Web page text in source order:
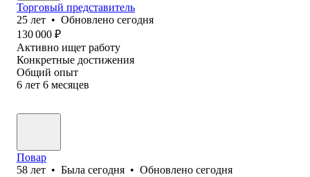
Торговый представитель
25 лет • Обновлено сегодня
130 000 ₽
Активно ищет работу
Конкретные достижения
Общий опыт
6 лет 6 месяцев
Повар
58 лет • Была сегодня • Обновлено сегодня